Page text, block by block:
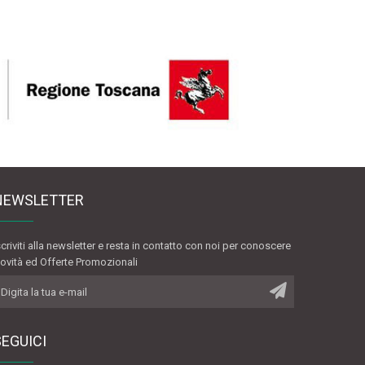
alla newsletter e resta in contatto con noi per conoscere
ed Offerte Promozionali